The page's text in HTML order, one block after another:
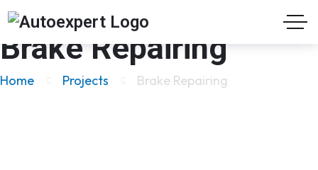
Brake Repairing
Home Projects Brake Repairing